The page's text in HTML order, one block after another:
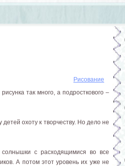
Рисование
так много, а подросткового –
охоту к творчеству. Но дело не
с расходящимися во все
А потом этот уровень их уже не